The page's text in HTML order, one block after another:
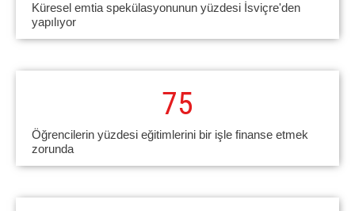
Küresel emtia spekülasyonunun yüzdesi İsviçre'den
yapılıyor
Öğrencilerin yüzdesi eğitimlerini bir işle finanse etmek
zorunda
75